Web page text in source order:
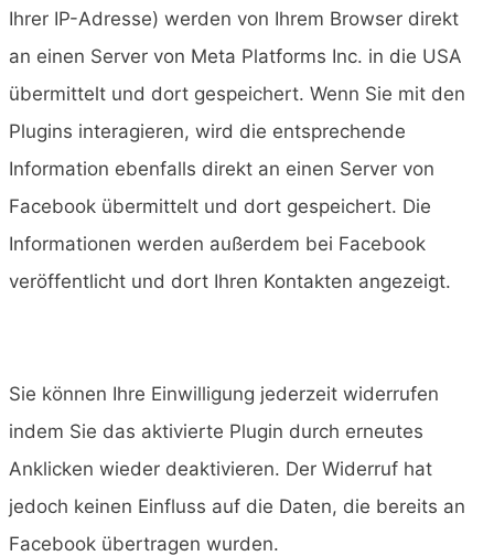
Ihrer IP-Adresse) werden von Ihrem Browser direkt
an einen Server von Meta Platforms Inc. in die USA
übermittelt und dort gespeichert. Wenn Sie mit den
Plugins interagieren, wird die entsprechende
Information ebenfalls direkt an einen Server von
Facebook übermittelt und dort gespeichert. Die
Informationen werden außerdem bei Facebook
veröffentlicht und dort Ihren Kontakten angezeigt.
Sie können Ihre Einwilligung jederzeit widerrufen
indem Sie das aktivierte Plugin durch erneutes
Anklicken wieder deaktivieren. Der Widerruf hat
jedoch keinen Einfluss auf die Daten, die bereits an
Facebook übertragen wurden.